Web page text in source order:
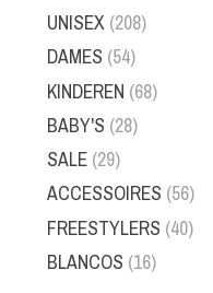
UNISEX (208)
DAMES (54)
KINDEREN (68)
BABY'S (28)
SALE (29)
ACCESSOIRES (56)
FREESTYLERS (40)
BLANCOS (16)